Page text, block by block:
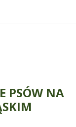
PSÓW NA